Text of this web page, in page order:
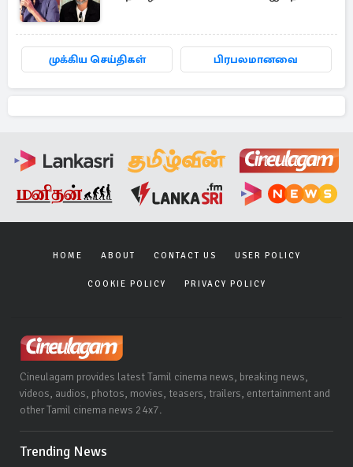
முக்கிய செய்திகள் பிரபலமானவை
HOME ABOUT CONTACT US USER POLICY
COOKIE POLICY PRIVACY POLICY
Cineulagam provides latest Tamil cinema news, breaking news,
videos, audios, photos, movies, teasers, trailers, entertainment and
other Tamil cinema news 24x7.
Trending News